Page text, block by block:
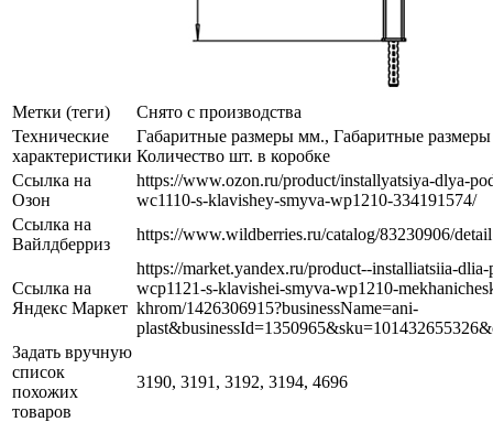
Метки (теги)
Снято с производства
Технические
характеристики
Габаритные размеры мм., Габаритные
Количество шт. в коробке
Ссылка на
Озон
https://www.ozon.ru/product/installyatsiya-dlya-
wc1110-s-klavishey-smyva-wp1210-334191574/
Ссылка на
Вайлдберриз
https://www.wildberries.ru/catalog/83230906/
Ссылка на
Яндекс Маркет
https://market.yandex.ru/product--installiatsiia-
wcp1121-s-klavishei-smyva-wp1210-
khrom/1426306915?businessName=ani-
Задать вручную
список
похожих
товаров
3190, 3191, 3192, 3194, 4696